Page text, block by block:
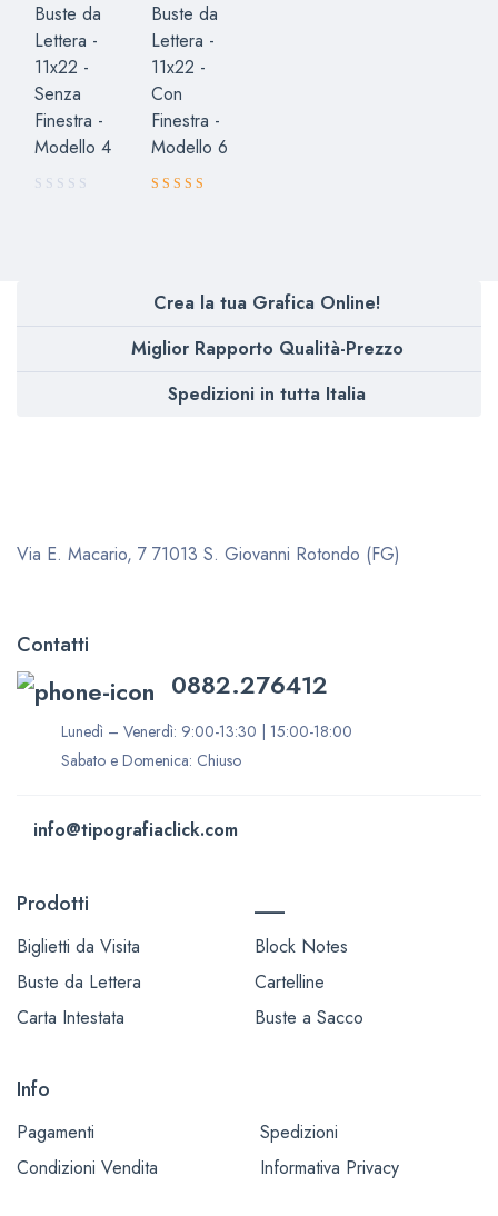
Buste da
Lettera -
11x22 -
Senza
Finestra -
Modello 4
Buste da
Lettera -
11x22 -
Con
Finestra -
Modello 6
Crea la tua Grafica Online!
Miglior Rapporto Qualità-Prezzo
Spedizioni in tutta Italia
Via E. Macario, 7 71013 S. Giovanni Rotondo (FG)
Contatti
0882.276412
Lunedì – Venerdì: 9:00-13:30 | 15:00-18:00
Sabato e Domenica: Chiuso
info@tipografiaclick.com
Prodotti
Biglietti da Visita
Buste da Lettera
Carta Intestata
___
Block Notes
Cartelline
Buste a Sacco
Info
Pagamenti
Spedizioni
Condizioni Vendita
Informativa Privacy